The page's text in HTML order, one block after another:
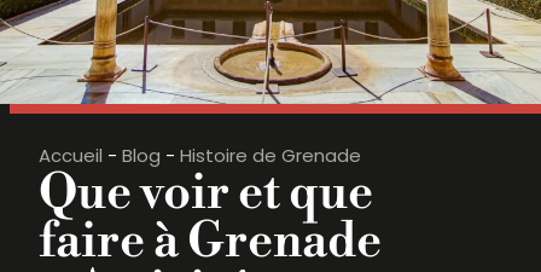
Accueil - Blog - Histoire de Grenade
Que voir et que
faire à Grenade